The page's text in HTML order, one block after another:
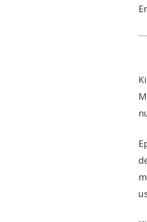
Hit enter to search or